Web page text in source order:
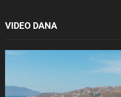
VIDEO DANA